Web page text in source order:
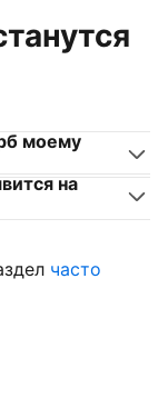
моему
на
часто